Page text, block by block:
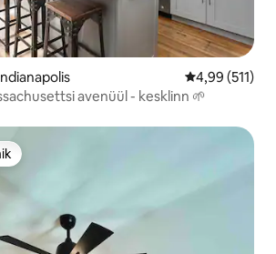
Keskmine
4,99 (511)
avenüül - kesklinn 🌱